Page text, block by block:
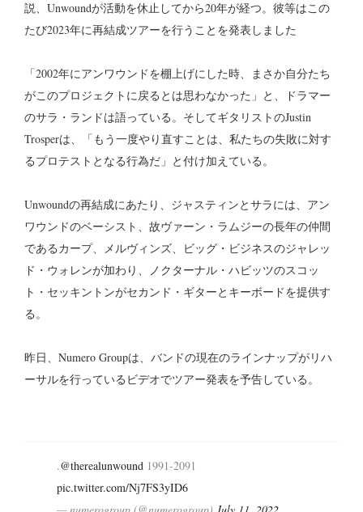
説、Unwoundが活動を休止してから20年が経つ。彼等はこの
たび2023年に再結成ツアーを行うことを発表しました
「2002年にアンワウンドを棚上げにした時、まさか自分たち
がこのプロジェクトに戻るとは思わなかった」と、ドラマー
のサラ・ランドは語っている。そしてギタリストのJustin
Trosperは、「もう一度やり直すことは、私たちの失敗に対す
るプロテストとなる行為だ」と付け加えている。
Unwoundの再結成にあたり、ジャスティンとサラには、アン
ワウンドのベーシスト、故ヴァーン・ラムジーの長年の仲間
であるカープ、メルヴィンズ、ビッグ・ビジネスのジャレッ
ド・ウォレンが加わり、ノクターナル・ハビッツのスコッ
ト・セッキントンがセカンド・ギターとキーボードを提供す
る。
昨日、Numero Groupは、バンドの現在のラインナップがリハ
ーサルを行っているビデオでツアー発表を予告している。
.@therealunwound 1991-2091
pic.twitter.com/Nj7FS3yID6